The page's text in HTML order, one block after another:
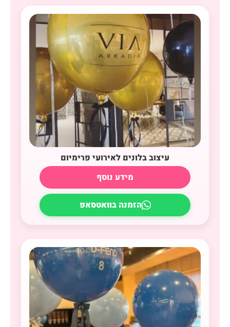
עיצוב בלונים לאירועי פרימיום
מידע נוסף
הזמנה בוואטסאפ